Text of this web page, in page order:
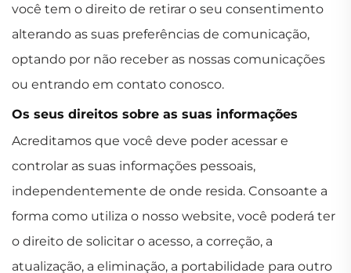
você tem o direito de retirar o seu consentimento
alterando as suas preferências de comunicação,
optando por não receber as nossas comunicações
ou entrando em contato conosco.
Os seus direitos sobre as suas informações
Acreditamos que você deve poder acessar e
controlar as suas informações pessoais,
independentemente de onde resida. Consoante a
forma como utiliza o nosso website, você poderá ter
o direito de solicitar o acesso, a correção, a
atualização, a eliminação, a portabilidade para outro